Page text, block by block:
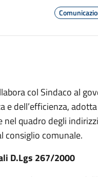
col Sindaco al
e dell’efficienza,
quadro degli
consiglio comunale.
D.Lgs 267/2000